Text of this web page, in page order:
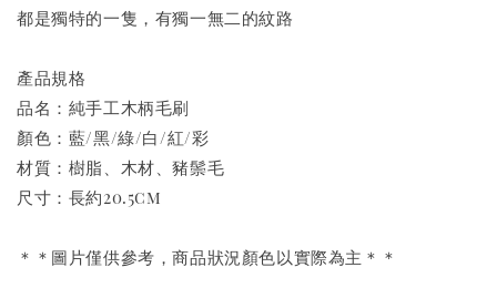
都是獨特的一隻，有獨一無二的紋路
產品規格
品名：純手工木柄毛刷
顏色：藍/黑/綠/白/紅/彩
材質：樹脂、木材、豬鬃毛
尺寸：長約20.5cm
＊＊圖片僅供參考，商品狀況顏色以實際為主＊＊